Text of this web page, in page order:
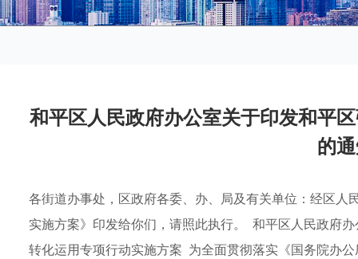
和平区人民政府办公室关于印发和平
的
各街道办事处，区政府各委、办、局及有关单位：经区
实施方案》印发给你们，请照此执行。 和平区人民政府
转化运用专项行动实施方案 为全面贯彻落实《国务院办